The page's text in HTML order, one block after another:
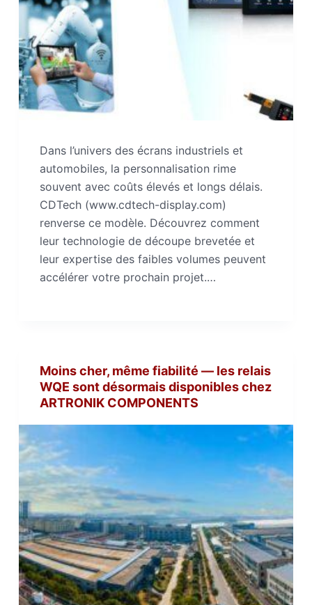
Dans l’univers des écrans industriels et
automobiles, la personnalisation rime
souvent avec coûts élevés et longs délais.
CDTech (www.cdtech-display.com)
renverse ce modèle. Découvrez comment
leur technologie de découpe brevetée et
leur expertise des faibles volumes peuvent
accélérer votre prochain projet.…
Moins cher, même fiabilité — les relais
WQE sont désormais disponibles chez
ARTRONIK COMPONENTS